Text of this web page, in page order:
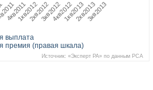
выплата
премия (правая шкала)
4кв20111кв20122кв20123кв20124кв20121кв20132кв20133кв2013
Источник: «Эксперт РА» по данным РСА